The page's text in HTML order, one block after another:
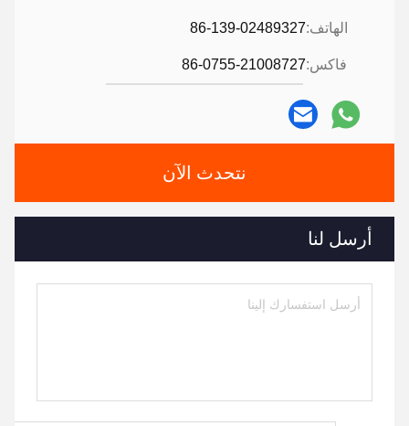
الهاتف:86-139-02489327
فاكس:86-0755-21008727
نتحدث الآن
أرسل لنا